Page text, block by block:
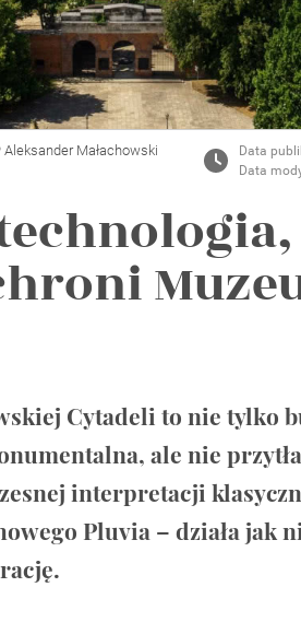
Małachowski
Data
Data
Cytadeli to nie tylko
ale nie
interpretacji
Pluvia – działa jak